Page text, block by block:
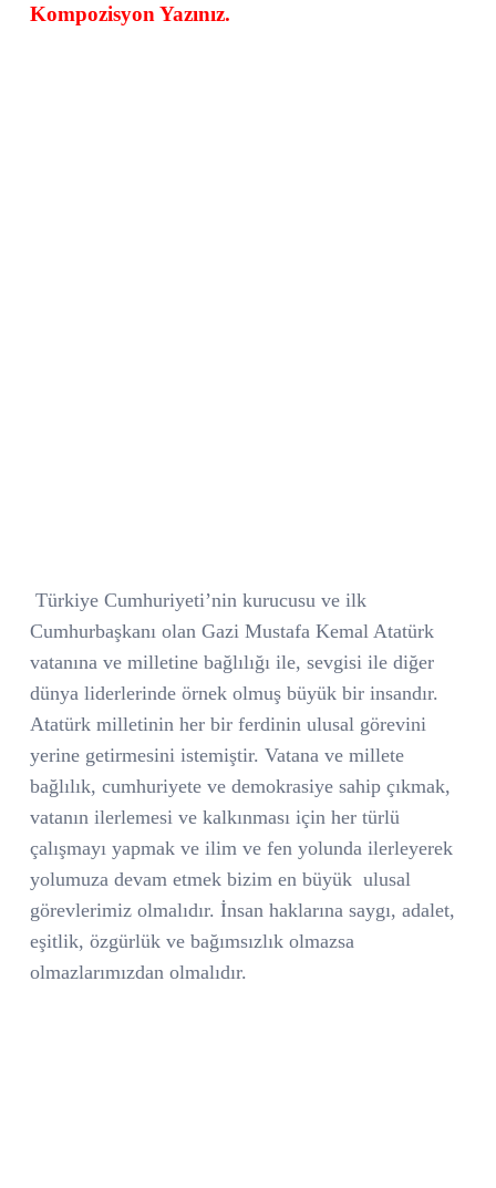
Kompozisyon Yazınız.
Türkiye Cumhuriyeti’nin kurucusu ve ilk
Cumhurbaşkanı olan Gazi Mustafa Kemal Atatürk
vatanına ve milletine bağlılığı ile, sevgisi ile diğer
dünya liderlerinde örnek olmuş büyük bir insandır.
Atatürk milletinin her bir ferdinin ulusal görevini
yerine getirmesini istemiştir. Vatana ve millete
bağlılık, cumhuriyete ve demokrasiye sahip çıkmak,
vatanın ilerlemesi ve kalkınması için her türlü
çalışmayı yapmak ve ilim ve fen yolunda ilerleyerek
yolumuza devam etmek bizim en büyük ulusal
görevlerimiz olmalıdır. İnsan haklarına saygı, adalet,
eşitlik, özgürlük ve bağımsızlık olmazsa
olmazlarımızdan olmalıdır.